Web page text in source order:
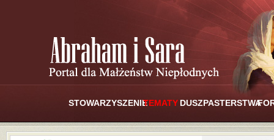
STOWARZYSZENIETEMATY DUSZPASTERSTWA